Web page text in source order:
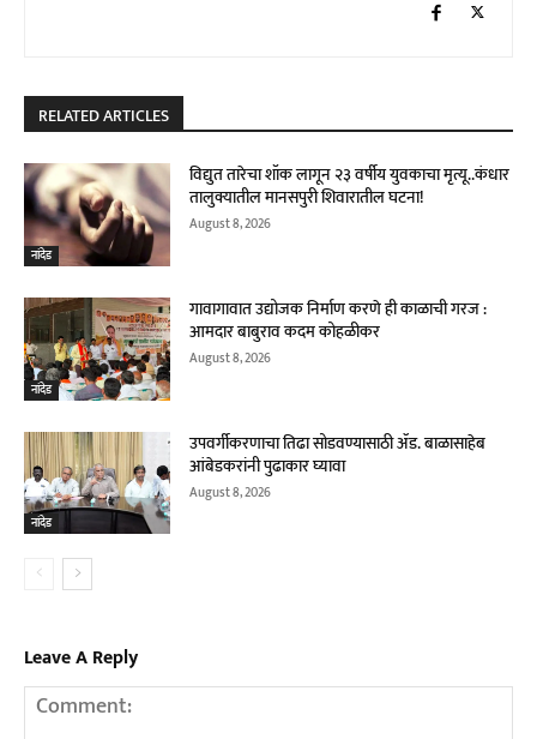
RELATED ARTICLES
नांदेड
विद्युत तारेचा शॉक लागून २३ वर्षीय युवकाचा मृत्यू..कंधार
तालुक्यातील मानसपुरी शिवारातील घटना!
August 8, 2026
नांदेड
गावागावात उद्योजक निर्माण करणे ही काळाची गरज :
आमदार बाबुराव कदम कोहळीकर
August 8, 2026
नांदेड
उपवर्गीकरणाचा तिढा सोडवण्यासाठी ॲड. बाळासाहेब
आंबेडकरांनी पुढाकार घ्यावा
August 8, 2026
Leave A Reply